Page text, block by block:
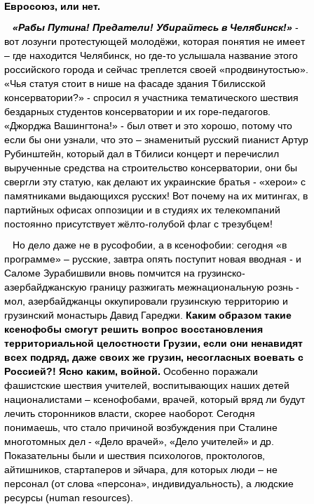
Евросоюз, или нет.
«Рабы Путина! Предатели! Убирайтесь в Челябинск!» -
вот лозунги протестующей молодёжи, которая понятия не имеет
– где находится Челябинск, но где-то услышала название этого
российского города и сейчас треплется своей «продвинутостью».
«Чья статуя стоит в нише на фасаде здания Тбилисской
консерватории?» - спросил я участника тематического шествия
бездарных студентов консерватории и их горе-педагогов.
«Джорджа Вашингтона!» - был ответ и это хорошо, потому что
если бы они узнали, что это – знаменитый русский пианист Артур
Рубинштейн, который дал в Тбилиси концерт и перечислил
вырученные средства на строительство консерватории, они бы
свергли эту статую, как делают их украинские братья - «херои» с
памятниками выдающихся русских! Вот почему на их митингах, в
партийных офисах оппозиции и в студиях их телекомпаний
постоянно присутствует жёлто-голубой флаг с трезубцем!
Но дело даже не в русофобии, а в ксенофобии: сегодня «в
программе» – русские, завтра опять поступит новая вводная - и
Саломе Зурабишвили вновь помчится на грузинско-
азербайджанскую границу разжигать межнациональную рознь -
мол, азербайджанцы оккупировали грузинскую территорию и
грузинский монастырь Давид Гареджи. Каким образом такие
ксенофобы смогут решить вопрос восстановления
территориальной целостности Грузии, если они ненавидят
всех подряд, даже своих же грузин, несогласных воевать с
Россией?! Ясно каким, войной. Особенно поражали
фашистские шествия учителей, воспитывающих наших детей
националистами – ксенофобами, врачей, который вряд ли будут
лечить сторонников власти, скорее наоборот. Сегодня
понимаешь, что стало причиной возбуждения при Сталине
многотомных дел - «Дело врачей», «Дело учителей» и др.
Показательны были и шествия психологов, проктологов,
айтишников, стартаперов и эйчара, для которых люди – не
персонал (от слова «персона», индивидуальность), а людские
ресурсы (нuman resources).